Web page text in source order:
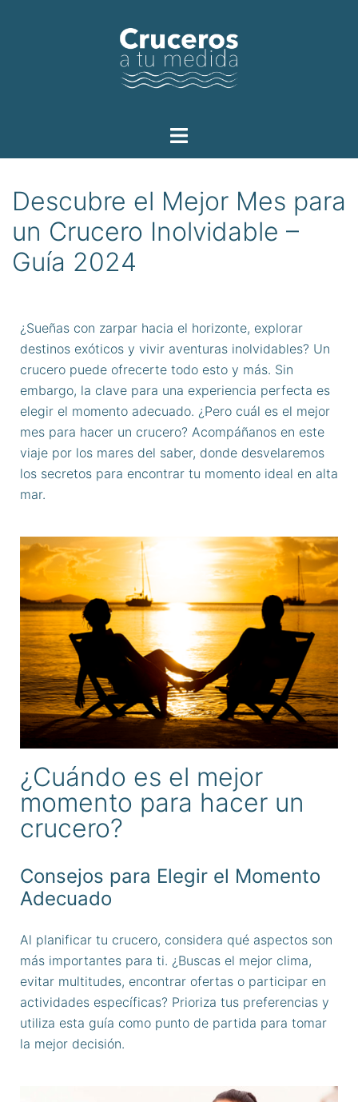
Descubre el Mejor Mes para
un Crucero Inolvidable –
Guía 2024
¿Sueñas con zarpar hacia el horizonte, explorar
destinos exóticos y vivir aventuras inolvidables? Un
crucero puede ofrecerte todo esto y más. Sin
embargo, la clave para una experiencia perfecta es
elegir el momento adecuado. ¿Pero cuál es el mejor
mes para hacer un crucero? Acompáñanos en este
viaje por los mares del saber, donde desvelaremos
los secretos para encontrar tu momento ideal en alta
mar.
¿Cuándo es el mejor
momento para hacer un
crucero?
Consejos para Elegir el Momento
Adecuado
Al planificar tu crucero, considera qué aspectos son
más importantes para ti. ¿Buscas el mejor clima,
evitar multitudes, encontrar ofertas o participar en
actividades específicas? Prioriza tus preferencias y
utiliza esta guía como punto de partida para tomar
la mejor decisión.